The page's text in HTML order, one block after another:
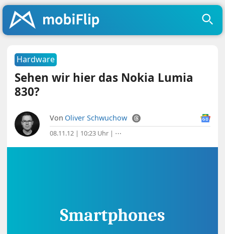
Hardware
Sehen wir hier das Nokia Lumia
830?
Von Oliver Schwuchow
08.11.12 | 10:23 Uhr | ⋯